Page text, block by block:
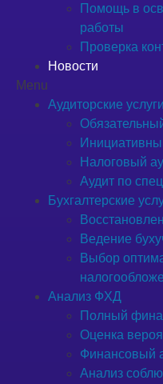
Помощь в
работы
Проверка
Новости
Menu
Аудиторские услуги
Налоговый
Аудит по
Бухгалтерские
Ведение
Выбор
Анализ ФХД
Полный
Оценка
Финансовый
Анализ